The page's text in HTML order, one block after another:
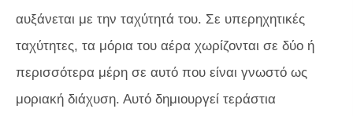
αυξάνεται με την ταχύτητά του. Σε υπερηχητικές
ταχύτητες, τα μόρια του αέρα χωρίζονται σε δύο ή
περισσότερα μέρη σε αυτό που είναι γνωστό ως
μοριακή διάχυση. Αυτό δημιουργεί τεράστια